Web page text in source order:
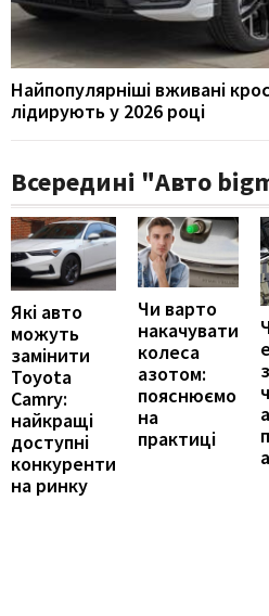
Найпопулярніші вживані
лідирують у 2026 році
Всередині "Авто
Які авто
можуть
замінити
Toyota
Camry:
найкращі
доступні
конкуренти
на ринку
Чи варто
накачувати
колеса
азотом:
пояснюємо
на
практиці